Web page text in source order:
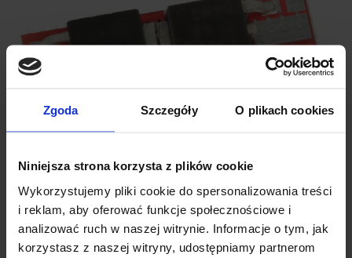
Zgoda Szczegóły O plikach cookies
Niniejsza strona korzysta z plików cookie
Wykorzystujemy pliki cookie do spersonalizowania treści
i reklam, aby oferować funkcje społecznościowe i
analizować ruch w naszej witrynie. Informacje o tym, jak
korzystasz z naszej witryny, udostępniamy partnerom